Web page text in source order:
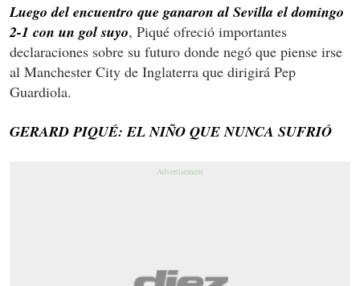
Luego del encuentro que ganaron al Sevilla el domingo
2-1 con un gol suyo, Piqué ofreció importantes
declaraciones sobre su futuro donde negó que piense irse
al Manchester City de Inglaterra que dirigirá Pep
Guardiola.
GERARD PIQUÉ: EL NIÑO QUE NUNCA SUFRIÓ